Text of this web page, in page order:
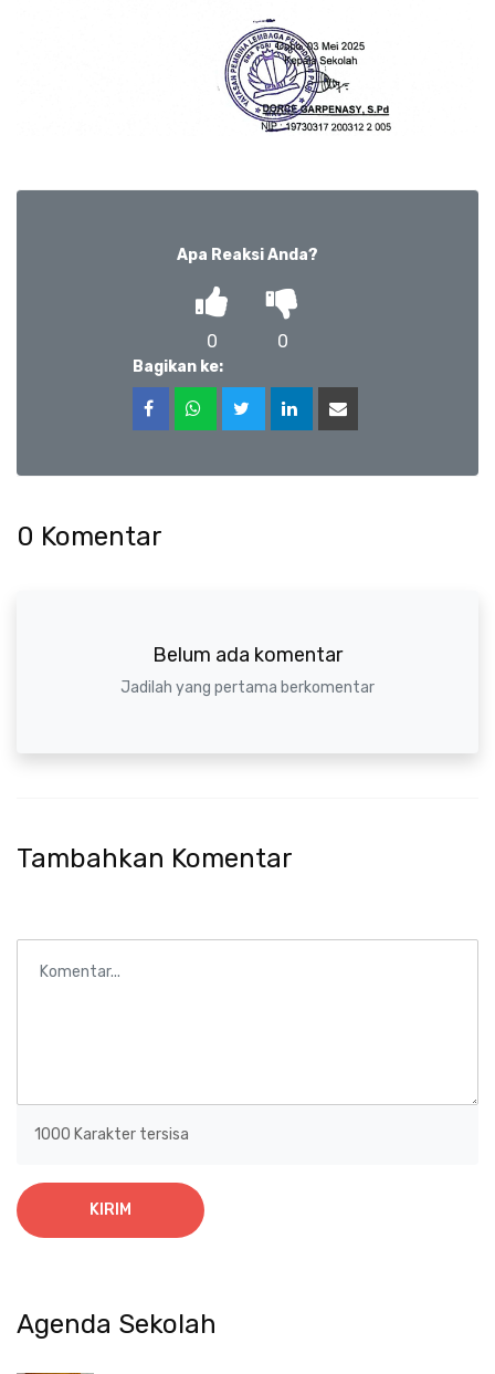
Bagikan ke:
Apa Reaksi Anda?
0 0
0 Komentar
Belum ada komentar
Jadilah yang pertama berkomentar
Tambahkan Komentar
1000 Karakter tersisa
KIRIM
Agenda Sekolah